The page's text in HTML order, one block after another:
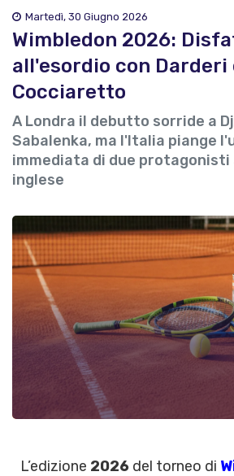
Martedì, 30 Giugno 2026
Wimbledon 2026:
all'esordio con Darderi
Cocciaretto
A Londra il debutto sorride a
Sabalenka, ma l'Italia piange
immediata di due
inglese
L’edizione 2026 del torneo di